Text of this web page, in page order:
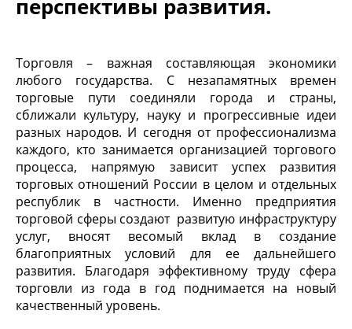
перспективы развития.
Торговля – важная составляющая экономики
любого государства. С незапамятных времен
торговые пути соединяли города и страны,
сближали культуру, науку и прогрессивные идеи
разных народов. И сегодня от профессионализма
каждого, кто занимается организацией торгового
процесса, напрямую зависит успех развития
торговых отношений России в целом и отдельных
республик в частности. Именно предприятия
торговой сферы создают развитую инфраструктуру
услуг, вносят весомый вклад в создание
благоприятных условий для ее дальнейшего
развития. Благодаря эффективному труду сфера
торговли из года в год поднимается на новый
качественный уровень.